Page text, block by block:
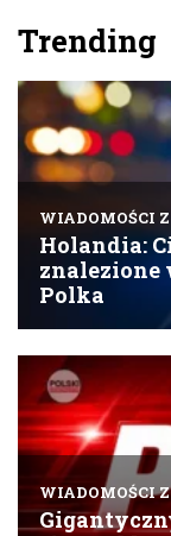
Trending